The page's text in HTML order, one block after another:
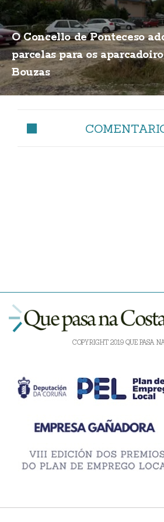
O Concello de Ponteceso
parcelas para os
Bouzas
COPYRIGHT 2019 QUE PASA